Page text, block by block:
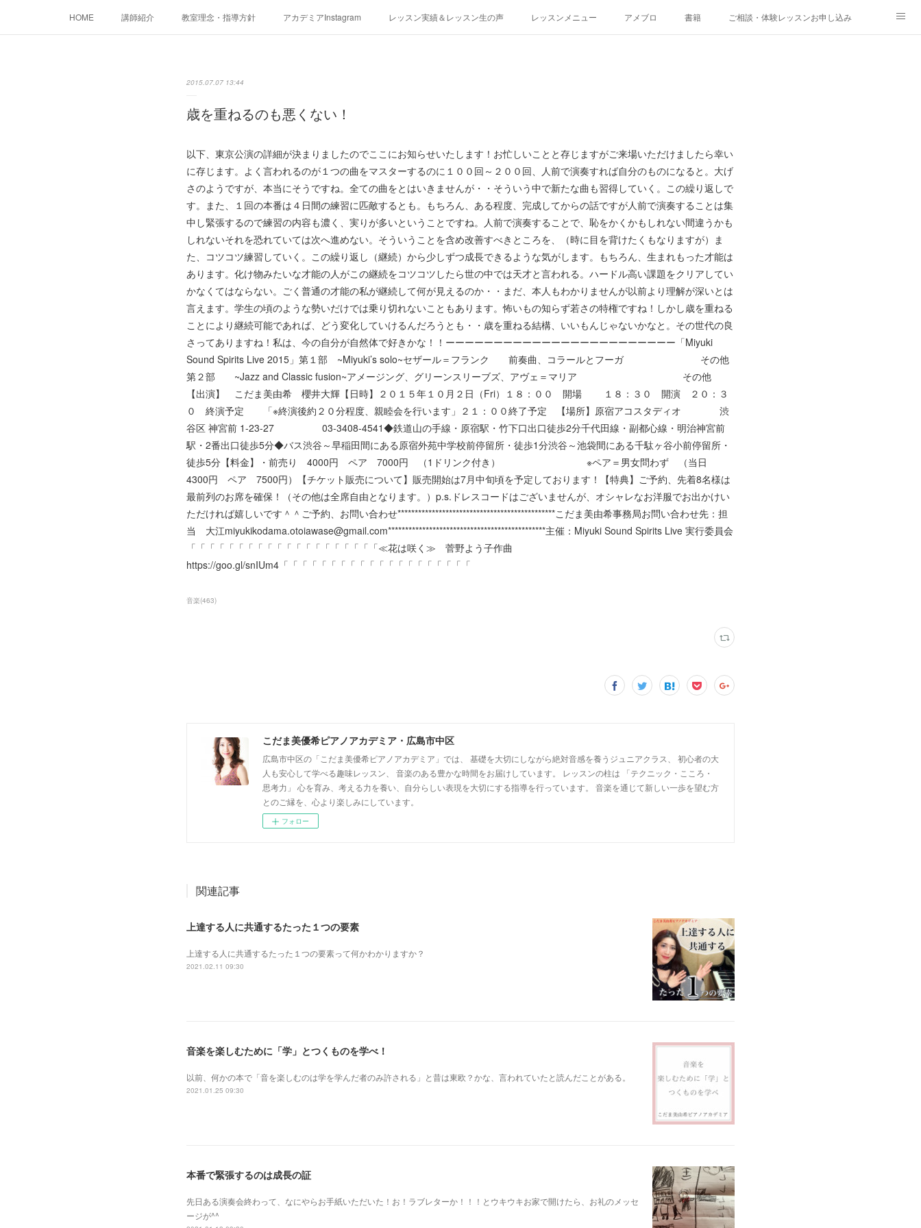
HOME 講師紹介 教室理念・指導方針 アカデミアInstagram レッスン実績＆レッスン生の声 レッスンメニュー アメブロ 書籍 ご相談・体験レッスンお申し込み
2015.07.07 13:44
歳を重ねるのも悪くない！
以下、東京公演の詳細が決まりましたのでここにお知らせいたします！お忙しいことと存じますがご来場いただけましたら幸い
に存じます。よく言われるのが１つの曲をマスターするのに１００回～２００回、人前で演奏すれば自分のものになると。大げ
さのようですが、本当にそうですね。全ての曲をとはいきませんが・・そういう中で新たな曲も習得していく。この繰り返しで
す。また、１回の本番は４日間の練習に匹敵するとも。もちろん、ある程度、完成してからの話ですが人前で演奏することは集
中し緊張するので練習の内容も濃く、実りが多いということですね。人前で演奏することで、恥をかくかもしれない間違うかも
しれないそれを恐れていては次へ進めない。そういうことを含め改善すべきところを、（時に目を背けたくもなりますが）ま
た、コツコツ練習していく。この繰り返し（継続）から少しずつ成長できるような気がします。もちろん、生まれもった才能は
あります。化け物みたいな才能の人がこの継続をコツコツしたら世の中では天才と言われる。ハードル高い課題をクリアしてい
かなくてはならない。ごく普通の才能の私が継続して何が見えるのか・・まだ、本人もわかりませんが以前より理解が深いとは
言えます。学生の頃のような勢いだけでは乗り切れないこともあります。怖いもの知らず若さの特権ですね！しかし歳を重ねる
ことにより継続可能であれば、どう変化していけるんだろうとも・・歳を重ねる結構、いいもんじゃないかなと。その世代の良
さってありますね！私は、今の自分が自然体で好きかな！！ーーーーーーーーーーーーーーーーーーーーーーーー「Miyuki
Sound Spirits Live 2015」第１部 ~Miyuki’s solo~セザール＝フランク 前奏曲、コラールとフーガ その他
第２部 ~Jazz and Classic fusion~アメージング、グリーンスリーブズ、アヴェ＝マリア その他
【出演】 こだま美由希 櫻井大輝【日時】２０１５年１０月２日（Fri）１８：００ 開場 １８：３０ 開演 ２０：３
０ 終演予定 「※終演後約２０分程度、親睦会を行います」２１：００終了予定 【場所】原宿アコスタディオ 渋
谷区 神宮前 1-23-27 03-3408-4541◆鉄道山の手線・原宿駅・竹下口出口徒歩2分千代田線・副都心線・明治神宮前
駅・2番出口徒歩5分◆バス渋谷～早稲田間にある原宿外苑中学校前停留所・徒歩1分渋谷～池袋間にある千駄ヶ谷小前停留所・
徒歩5分【料金】・前売り 4000円 ペア 7000円 （1ドリンク付き） ※ペア＝男女問わず （当日
4300円 ペア 7500円）【チケット販売について】販売開始は7月中旬頃を予定しております！【特典】ご予約、先着8名様は
最前列のお席を確保！（その他は全席自由となります。）p.s.ドレスコードはございませんが、オシャレなお洋服でお出かけい
ただければ嬉しいです＾＾ご予約、お問い合わせ**********************************************こだま美由希事務局お問い合わせ先：担
当 大江miyukikodama.otoiawase@gmail.com**********************************************主催：Miyuki Sound Spirits Live 実行委員会
「「「「「「「「「「「「「「「「「「「「≪花は咲く≫ 菅野よう子作曲
https://goo.gl/snIUm4「「「「「「「「「「「「「「「「「「「「
音楽(463)
こだま美優希ピアノアカデミア・広島市中区
広島市中区の「こだま美優希ピアノアカデミア」では、 基礎を大切にしながら絶対音感を養うジュニアクラス、 初心者の大
人も安心して学べる趣味レッスン、 音楽のある豊かな時間をお届けしています。 レッスンの柱は 「テクニック・こころ・
思考力」 心を育み、考える力を養い、自分らしい表現を大切にする指導を行っています。 音楽を通じて新しい一歩を望む方
とのご縁を、心より楽しみにしています。
フォロー
関連記事
上達する人に共通するたった１つの要素
上達する人に共通するたった１つの要素って何かわかりますか？
2021.02.11 09:30
音楽を楽しむために「学」とつくものを学べ！
以前、何かの本で「音を楽しむのは学を学んだ者のみ許される」と昔は東欧？かな、言われていたと読んだことがある。
2021.01.25 09:30
本番で緊張するのは成長の証
先日ある演奏会終わって、なにやらお手紙いただいた！お！ラブレターか！！！とウキウキお家で開けたら、お礼のメッセ
ージが^^